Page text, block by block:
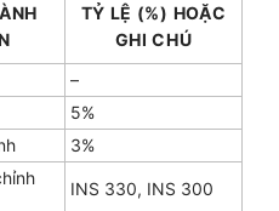
TỶ LỆ (%) HOẶC
GHI CHÚ
–
5%
3%
INS 330, INS 300